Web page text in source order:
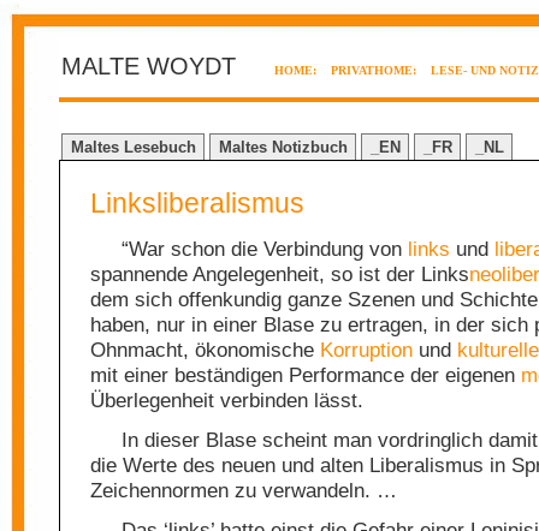
MALTE WOYDT HOME: PRIVATHOME: LESE- UND
Maltes Lesebuch Maltes Notizbuch _EN _FR _NL
Linksliberalismus
“War schon die Verbindung von links und
spannende Angelegenheit, so ist der Links
dem sich offenkundig ganze Szenen und
haben, nur in einer Blase zu ertragen, in der sich
Ohnmacht, ökonomische Korruption und kulturelle
mit einer beständigen Performance der eigenen
Überlegenheit verbinden lässt.
In dieser Blase scheint man vordringlich
die Werte des neuen und alten Liberalismus in
Zeichennormen zu verwandeln. …